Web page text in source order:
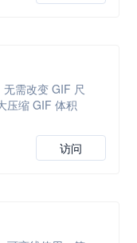
需改变 GIF 尺
压缩 GIF 体积
访问